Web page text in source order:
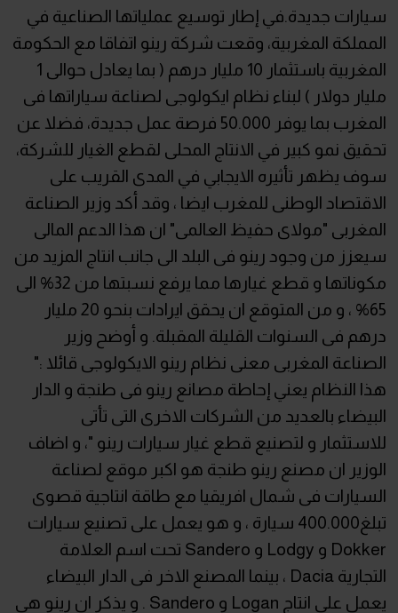
سيارات جديدة.في إطار توسيع عملياتها الصناعية في
المملكة المغربية، وقعت شركة رينو اتفاقا مع الحكومة
المغربية باستثمار 10 مليار درهم ( بما يعادل حوالى 1
مليار دولار ) لبناء نظام ايكولوجى لصناعة سياراتها فى
المغرب بما يوفر 50.000 فرصة عمل جديدة، فضلا عن
تحقيق نمو كبير في الانتاج المحلى لقطع الغيار للشركة،
سوف يظهر تأثيره الايجابي في المدى القريب على
الاقتصاد الوطنى للمغرب ايضا ، وقد أكد وزير الصناعة
المغربى "مولاى حفيظ العالمى" ان هذا الدعم المالى
سيعزز من وجود رينو فى البلد الى جانب انتاج المزيد من
مكوناتها و قطع غيارها مما يرفع نسبتها من 32% الى
65% ، و من المتوقع ان يحقق ايرادات بنحو 20 مليار
درهم فى السنوات القليلة المقبلة. و أوضح وزير
الصناعة المغربى معنى نظام رينو الايكولوجى قائلا :"
هذا النظام يعني إحاطة مصانع رينو فى طنجة و الدار
البيضاء بالعديد من الشركات الاخرى التى تأتى
للاستثمار و لتصنيع قطع غيار سيارات رينو "، و اضاف
الوزير ان مصنع رينو طنجة هو اكبر موقع لصناعة
السيارات فى شمال افريقيا مع طاقة انتاجية قصوى
تبلغ400.000 سيارة ، و هو يعمل على تصنيع سيارات
Dokker و Lodgy و Sandero تحت اسم العلامة
التجارية Dacia ، بينما المصنع الاخر فى الدار البيضاء
يعمل على انتاج Logan و Sandero . و يذكر ان رينو هى